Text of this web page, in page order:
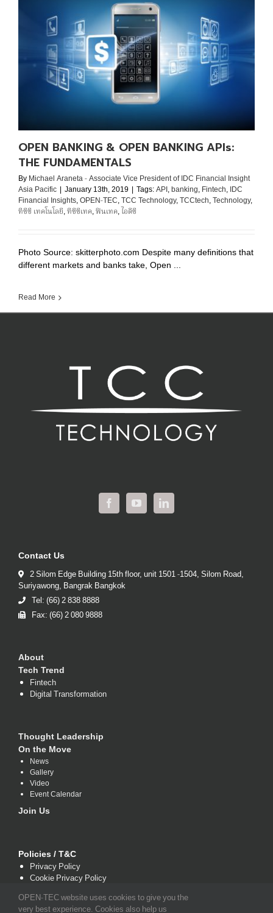
OPEN BANKING & OPEN BANKING APIs:
THE FUNDAMENTALS
By Michael Araneta - Associate Vice President of IDC Financial Insight
Asia Pacific | January 13th, 2019 | Tags:API,banking, Fintech, IDC
Financial Insights,OPEN-TEC,TCC Technology,TCCtech,Technology,
ทีซีซี เทคโนโลยี,ทีซีซีเทค,ฟินเทค, ไอดีซี
Photo Source: skitterphoto.com Despite many definitions that
different markets and banks take, Open ...
Read More
Contact Us
2 Silom Edge Building 15th floor, unit 1501 -1504, Silom Road,
Suriyawong, Bangrak Bangkok
Tel: (66) 2 838 8888
Fax: (66) 2 080 9888
About
Tech Trend
Fintech
Digital Transformation
Thought Leadership
On the Move
News
Gallery
Video
Event Calendar
Join Us
Policies / T&C
Privacy Policy
Cookie Privacy Policy
OPEN-TEC website uses cookies to give you the
very best experience. Cookies also help us